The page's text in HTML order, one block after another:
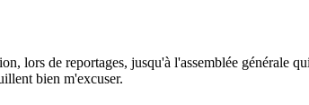
lors de reportages, jusqu'à l'assemblée
bien m'excuser.